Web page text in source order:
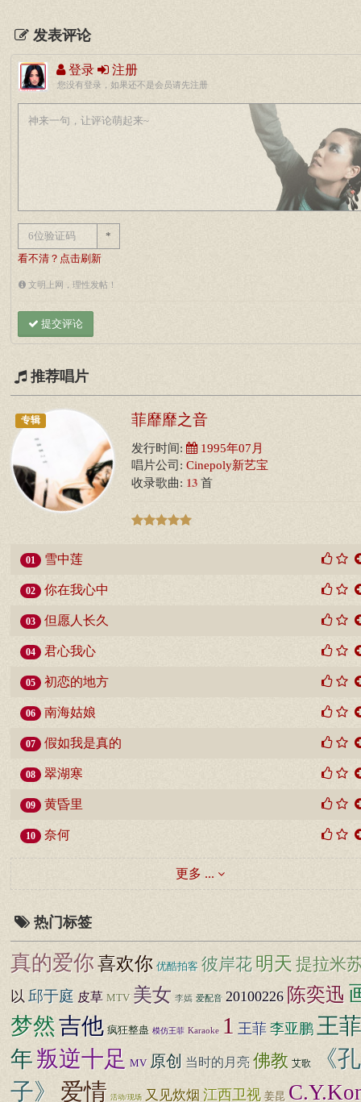
发表评论
登录 注册
您没有登录，如果还不是会员请先注册
*
看不清？点击刷新
文明上网，理性发帖！
提交评论
推荐唱片
专辑 菲靡靡之音
发行时间: 1995年07月
唱片公司: Cinepoly新艺宝
收录歌曲: 13 首
01 雪中莲
02 你在我心中
03 但愿人长久
04 君心我心
05 初恋的地方
06 南海姑娘
07 假如我是真的
08 翠湖寒
09 黄昏里
10 奈何
更多 ...
热门标签
真的爱你喜欢你 优酷拍客 彼岸花 明天 提拉米
以 邱于庭 皮草 MTV 美女 李嫣 爱配音 20100226 陈奕迅
梦然吉他 疯狂整蛊 模仿王菲 Karaoke 1 王菲 李亚鹏 王
年叛逆十足 MV 原创 当时的月亮 佛教 艾歌
《孔
子》
爱情 活动/现场 又见炊烟 江西卫视 姜昆